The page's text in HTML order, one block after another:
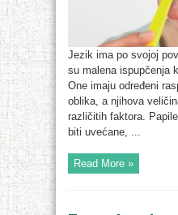
Jezik ima po svojoj
su malena ispupčenja
One imaju određeni
oblika, a njihova
različitih faktora.
biti uvećane, ...
Read More »